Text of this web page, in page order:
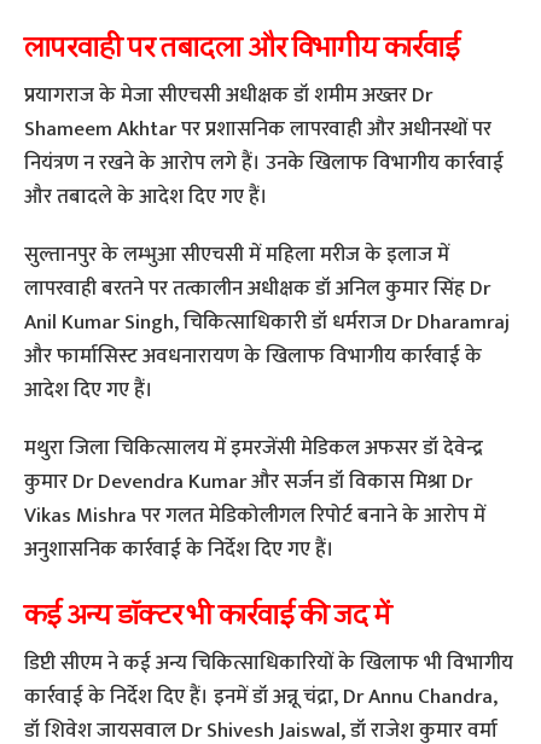
लापरवाही पर तबादला और विभागीय कार्रवाई
प्रयागराज के मेजा सीएचसी अधीक्षक डॉ शमीम अख्तर Dr
Shameem Akhtar पर प्रशासनिक लापरवाही और अधीनस्थों पर
नियंत्रण न रखने के आरोप लगे हैं। उनके खिलाफ विभागीय कार्रवाई
और तबादले के आदेश दिए गए हैं।
सुल्तानपुर के लम्भुआ सीएचसी में महिला मरीज के इलाज में
लापरवाही बरतने पर तत्कालीन अधीक्षक डॉ अनिल कुमार सिंह Dr
Anil Kumar Singh, चिकित्साधिकारी डॉ धर्मराज Dr Dharamraj
और फार्मासिस्ट अवधनारायण के खिलाफ विभागीय कार्रवाई के
आदेश दिए गए हैं।
मथुरा जिला चिकित्सालय में इमरजेंसी मेडिकल अफसर डॉ देवेन्द्र
कुमार Dr Devendra Kumar और सर्जन डॉ विकास मिश्रा Dr
Vikas Mishra पर गलत मेडिकोलीगल रिपोर्ट बनाने के आरोप में
अनुशासनिक कार्रवाई के निर्देश दिए गए हैं।
कई अन्य डॉक्टर भी कार्रवाई की जद में
डिप्टी सीएम ने कई अन्य चिकित्साधिकारियों के खिलाफ भी विभागीय
कार्रवाई के निर्देश दिए हैं। इनमें डॉ अन्नू चंद्रा, Dr Annu Chandra,
डॉ शिवेश जायसवाल Dr Shivesh Jaiswal, डॉ राजेश कुमार वर्मा